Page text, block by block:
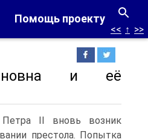
Помощь проекту
<< ↑ >>
и её
II вновь возник
престола. Попытка